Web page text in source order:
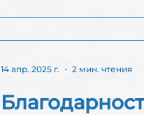
14 апр. 2025 г. 2 мин. чтения